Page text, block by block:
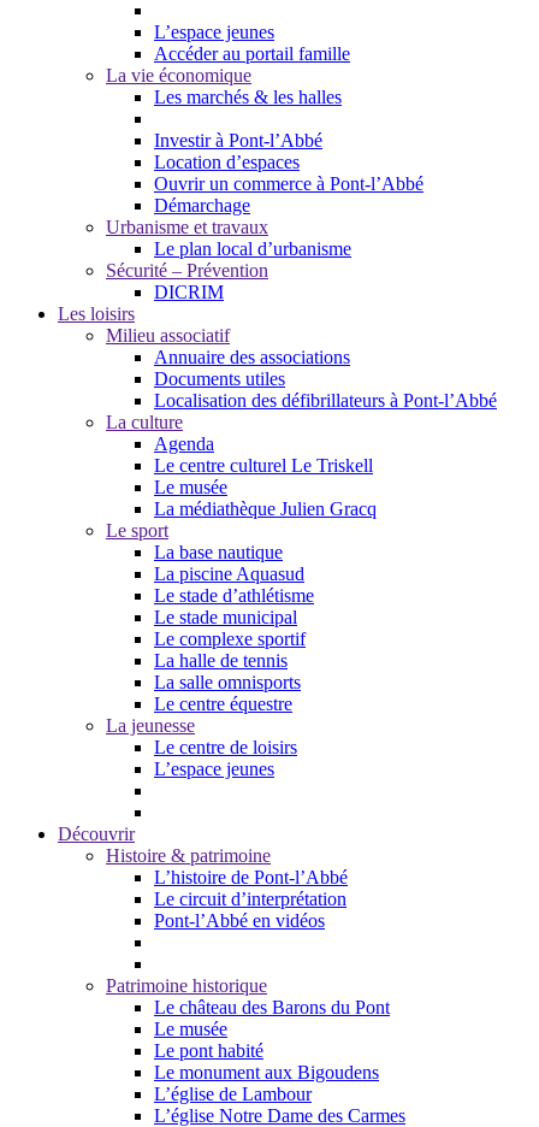
L’espace jeunes
Accéder au portail famille
La vie économique
Les marchés & les halles
Investir à Pont-l’Abbé
Location d’espaces
Ouvrir un commerce à Pont-l’Abbé
Démarchage
Urbanisme et travaux
Le plan local d’urbanisme
Sécurité – Prévention
DICRIM
Les loisirs
Milieu associatif
Annuaire des associations
Documents utiles
Localisation des défibrillateurs à Pont-l’Abbé
La culture
Agenda
Le centre culturel Le Triskell
Le musée
La médiathèque Julien Gracq
Le sport
La base nautique
La piscine Aquasud
Le stade d’athlétisme
Le stade municipal
Le complexe sportif
La halle de tennis
La salle omnisports
Le centre équestre
La jeunesse
Le centre de loisirs
L’espace jeunes
Découvrir
Histoire & patrimoine
L’histoire de Pont-l’Abbé
Le circuit d’interprétation
Pont-l’Abbé en vidéos
Patrimoine historique
Le château des Barons du Pont
Le musée
Le pont habité
Le monument aux Bigoudens
L’église de Lambour
L’église Notre Dame des Carmes